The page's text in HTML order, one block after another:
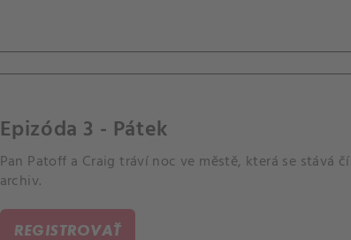
Epizóda 3 - Pátek
Pan Patoff a Craig tráví noc ve městě, která se stává
archiv.
REGISTROVAŤ